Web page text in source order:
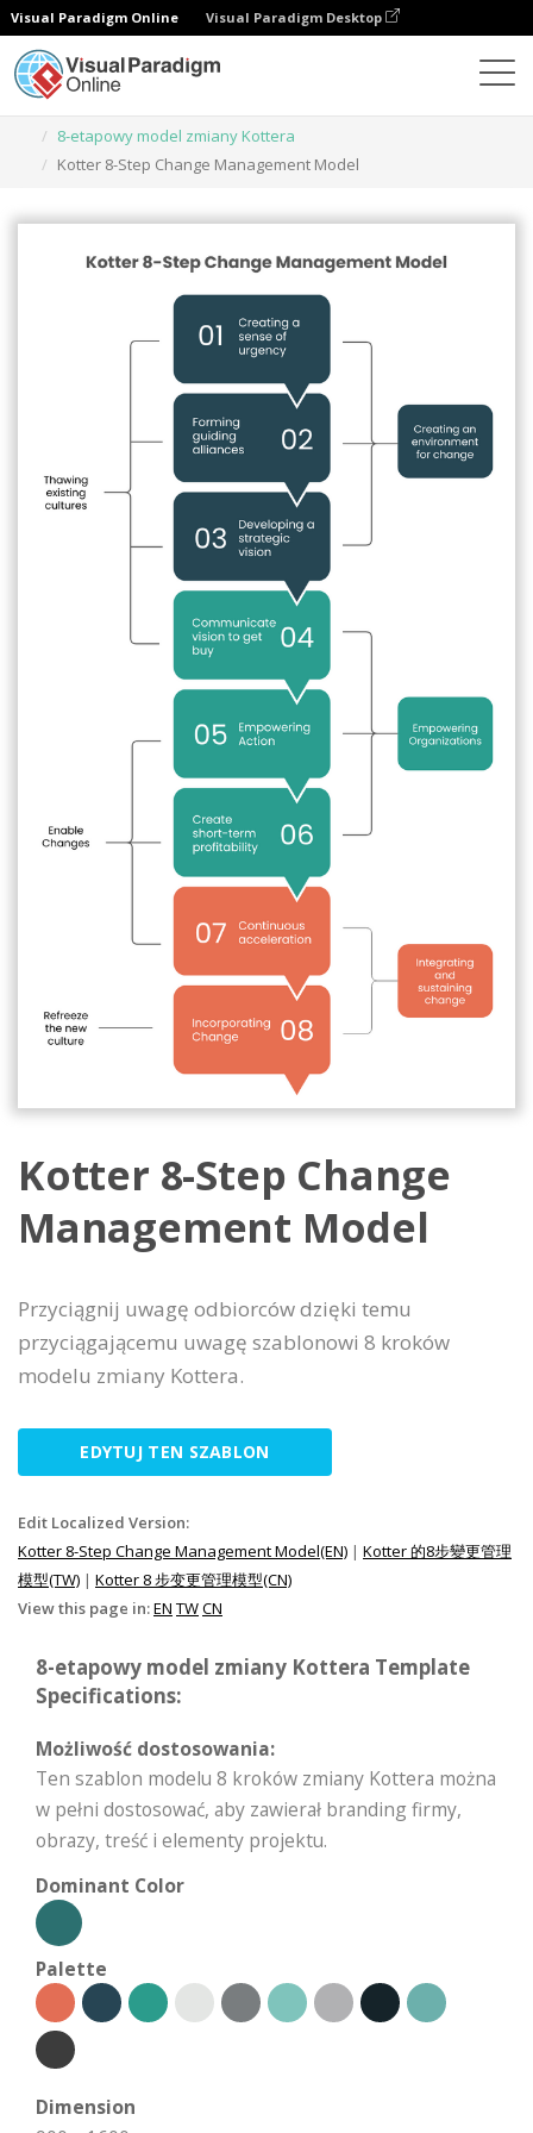
Visual Paradigm Online Visual Paradigm Desktop
8-etapowy model zmiany Kottera
Kotter 8-Step Change Management Model
Kotter 8-Step Change
Management Model
Przyciągnij uwagę odbiorców dzięki temu
przyciągającemu uwagę szablonowi 8 kroków
modelu zmiany Kottera.
EDYTUJ TEN SZABLON
Edit Localized Version:
Kotter 8-Step Change Management Model(EN) | Kotter 的8步變更管理
模型(TW) | Kotter 8 步变更管理模型(CN)
View this page in:EN TWCN
8-etapowy model zmiany Kottera Template
Specifications:
Możliwość dostosowania:
Ten szablon modelu 8 kroków zmiany Kottera można
w pełni dostosować, aby zawierał branding firmy,
obrazy, treść i elementy projektu.
Dominant Color
Palette
Dimension